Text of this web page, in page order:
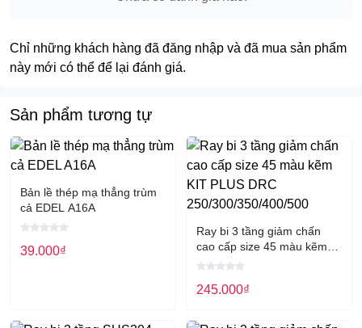
Chỉ những khách hàng đã đăng nhập và đã mua sản phẩm
này mới có thể để lại đánh giá.
Sản phẩm tương tự
Bản lề thép mạ thẳng trùm
cả EDEL A16A
39.000₫
Ray bi 3 tầng giảm chấn
cao cấp size 45 màu kẽm
KIT PLUS DRC
245.000₫